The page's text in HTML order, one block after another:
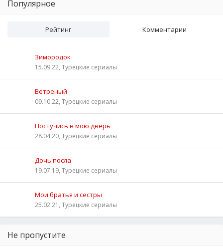
Популярное
Рейтинг Комментарии
Зимородок
15.09.22, Турецкие сериалы
Ветреный
09.10.22, Турецкие сериалы
Постучись в мою дверь
28.04.20, Турецкие сериалы
Дочь посла
19.07.19, Турецкие сериалы
Мои братья и сестры
25.02.21, Турецкие сериалы
Не пропустите